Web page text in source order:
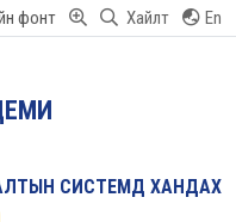
фонт Хайлт En
СИСТЕМД ХАНДАХ